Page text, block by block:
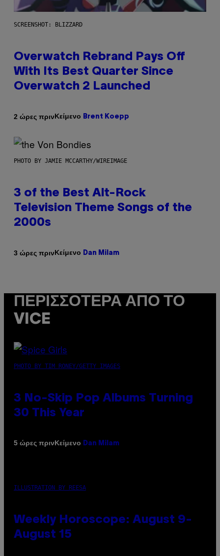
SCREENSHOT: BLIZZARD
Overwatch Rebrand Pays Off
With Its Best Quarter Since
Overwatch 2 Launched
2 ώρες πρινΚείμενο Brent Koepp
PHOTO BY JAMIE MCCARTHY/WIREIMAGE
3 of the Best Alt-Rock
Television Theme Songs of the
2000s
3 ώρες πρινΚείμενο Dan Milam
ΠΕΡΙΣΣΌΤΕΡΑ ΑΠΌ ΤΟ
VICE
PHOTO BY TIM RONEY/GETTY IMAGES
3 No-Skip Pop Albums Turning
30 This Year
5 ώρες πρινΚείμενο Dan Milam
ILLUSTRATION BY REESA
Weekly Horoscope: August 9-
August 15